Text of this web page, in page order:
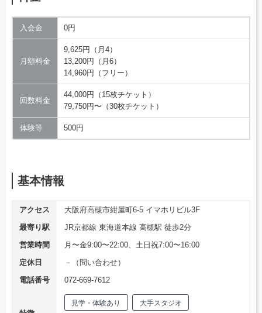
入会金 0円
月額料金
9,625円（月4）
13,200円（月6）
14,960円（フリー）
回数料金
44,000円（15枚チケット）
79,750円〜（30枚チケット）
体験等 500円
基本情報
アクセス
大阪府高槻市紺屋町6-5 イマホリビル3F
最寄り駅
JR京都線 東海道本線 高槻駅 徒歩2分
営業時間
月〜金9:00〜22:00、土日祝7:00〜16:00
定休日
－（問い合わせ）
電話番号
072-669-7612
見学・体験あり 大手スタジオ